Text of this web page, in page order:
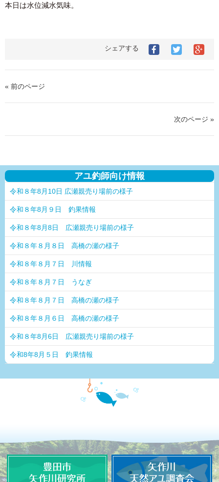
本日は水位減水気味。
シェアする
« 前のページ
次のページ »
アユ釣師向け情報
令和８年8月10日 広瀬親売り場前の様子
令和８年8月９日 釣果情報
令和８年8月8日 広瀬親売り場前の様子
令和８年８月８日 高橋の瀬の様子
令和８年８月７日 川情報
令和８年８月７日 うなぎ
令和８年８月７日 高橋の瀬の様子
令和８年８月６日 高橋の瀬の様子
令和８年8月6日 広瀬親売り場前の様子
令和8年8月５日 釣果情報